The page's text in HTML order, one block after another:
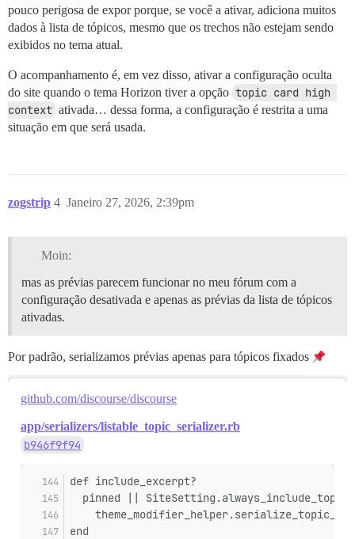
pouco perigosa de expor porque, se você a ativar, adiciona muitos
dados à lista de tópicos, mesmo que os trechos não estejam sendo
exibidos no tema atual.
O acompanhamento é, em vez disso, ativar a configuração oculta
do site quando o tema Horizon tiver a opção topic card high
context ativada… dessa forma, a configuração é restrita a uma
situação em que será usada.
zogstrip Janeiro 27, 2026, 2:39pm
4
Moin:
mas as prévias parecem funcionar no meu fórum com a
configuração desativada e apenas as prévias da lista de tópicos
ativadas.
Por padrão, serializamos prévias apenas para tópicos fixados
github.com/discourse/discourse
app/serializers/listable_topic_serializer.rb
b946f9f94
def include_excerpt?
pinned ||
end